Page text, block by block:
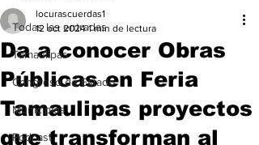
Todas las entradas
Tamaulipas
Congreso de Estado
Municipios
Podcast
Da a conocer Obras
Públicas en Feria
Tamaulipas proyectos
que transforman al
locurascuerdas1
12 oct 2024 1 min de lectura